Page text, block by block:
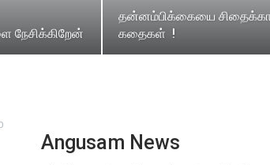
நேசிக்கிறேன்
தன்னம்பிக்கையை
கதைகள் !
Angusam News